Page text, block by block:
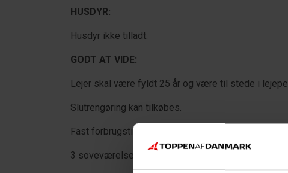
HUSDYR:
Husdyr ikke tilladt.
GODT AT VIDE:
Lejer skal være fyldt 25 år og være til stede i
Slutrengøring kan tilkøbes.
Fast forbrugstillæg for el, vand og varme.
3 soveværelser: